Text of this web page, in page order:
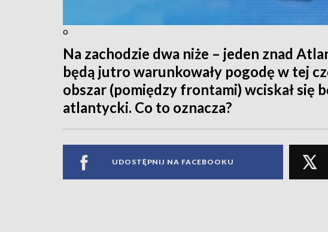
o
Na zachodzie dwa niże – jeden znad
będą jutro warunkowały pogodę w tej
obszar (pomiędzy frontami) wciskał się
atlantycki. Co to oznacza?
UDOSTĘPNIJ NA FACEBOOKU